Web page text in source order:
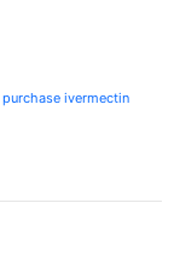
purchase ivermectin